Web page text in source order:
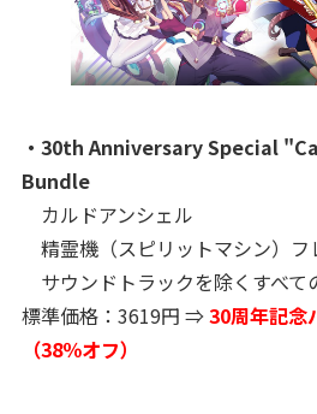
・30th Anniversary Special
Bundle
カルドアンシェル
精霊機（スピリットマシン）フ
サウンドトラックを除くすべて
標準価格：3619円 ⇒30周年記念
（38％オフ）